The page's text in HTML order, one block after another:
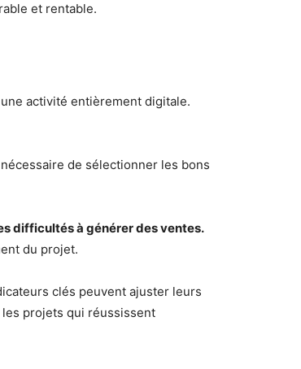
et rentable.
activité entièrement digitale.
de sélectionner les bons
difficultés à générer des ventes.
du projet.
clés peuvent ajuster leurs
projets qui réussissent